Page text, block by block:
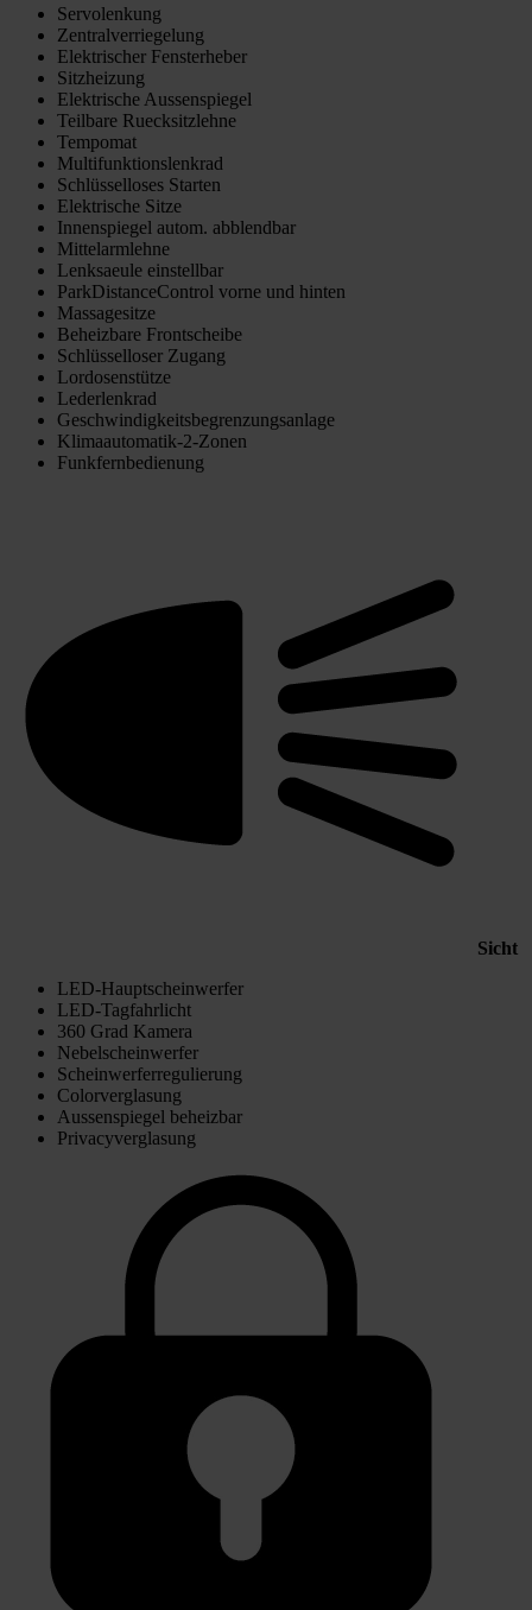
Servolenkung
Zentralverriegelung
Elektrischer Fensterheber
Sitzheizung
Elektrische Aussenspiegel
Teilbare Ruecksitzlehne
Tempomat
Multifunktionslenkrad
Schlüsselloses Starten
Elektrische Sitze
Innenspiegel autom. abblendbar
Mittelarmlehne
Lenksaeule einstellbar
ParkDistanceControl vorne und hinten
Massagesitze
Beheizbare Frontscheibe
Schlüsselloser Zugang
Lordosenstütze
Lederlenkrad
Geschwindigkeitsbegrenzungsanlage
Klimaautomatik-2-Zonen
Funkfernbedienung
Sicht
LED-Hauptscheinwerfer
LED-Tagfahrlicht
360 Grad Kamera
Nebelscheinwerfer
Scheinwerferregulierung
Colorverglasung
Aussenspiegel beheizbar
Privacyverglasung